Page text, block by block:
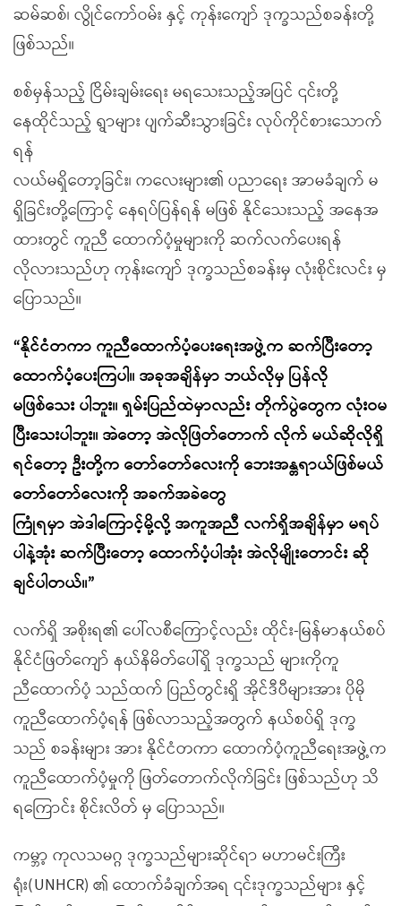
ဆမ်ဆစ်၊ လွိုင်ကော်ဝမ်း နှင့် ကုန်းကျော် ဒုက္ခသည်စခန်းတို့
ဖြစ်သည်။
စစ်မှန်သည့် ငြိမ်းချမ်းရေး မရသေးသည့်အပြင် ၎င်းတို့
နေထိုင်သည့် ရွာများ ပျက်ဆီးသွားခြင်း လုပ်ကိုင်စားသောက်
ရန်
လယ်မရှိတော့ခြင်း၊ ကလေးများ၏ ပညာရေး အာမခံချက် မ
ရှိခြင်းတို့ကြောင့် နေရပ်ပြန်ရန် မဖြစ် နိုင်သေးသည့် အနေအ
ထားတွင် ကူညီ ထောက်ပံ့မှုများကို ဆက်လက်ပေးရန်
လိုလားသည်ဟု ကုန်းကျော် ဒုက္ခသည်စခန်းမှ လုံးစိုင်းလင်း မှ
ပြောသည်။
“နိုင်ငံတကာ ကူညီထောက်ပံ့ပေးရေးအဖွဲ့က ဆက်ပြီးတော့
ထောက်ပံ့ပေးကြပါ။ အခုအချိန်မှာ ဘယ်လိုမှ ပြန်လို
မဖြစ်သေး ပါဘူး။ ရှမ်းပြည်ထဲမှာလည်း တိုက်ပွဲတွေက လုံးဝမ
ပြီးသေးပါဘူး။ အဲတော့ အဲလိုဖြတ်တောက် လိုက် မယ်ဆိုလိုရှိ
ရင်တော့ ဦးတို့က တော်တော်လေးကို ဘေးအန္တရာယ်ဖြစ်မယ်
တော်တော်လေးကို အခက်အခဲတွေ
ကြုံရမှာ အဲဒါကြောင့်မို့လို့ အကူအညီ လက်ရှိအချိန်မှာ မရပ်
ပါနဲ့အုံး ဆက်ပြီးတော့ ထောက်ပံ့ပါအုံး အဲလိုမျိုးတောင်း ဆို
ချင်ပါတယ်။”
လက်ရှိ အစိုးရ၏ ပေါ်လစီကြောင့်လည်း ထိုင်း-မြန်မာနယ်စပ်
နိုင်ငံဖြတ်ကျော် နယ်နိမိတ်ပေါ်ရှိ ဒုက္ခသည် များကိုကူ
ညီထောက်ပံ့ သည်ထက် ပြည်တွင်းရှိ အိုင်ဒီပီများအား ပိုမို
ကူညီထောက်ပံ့ရန် ဖြစ်လာသည့်အတွက် နယ်စပ်ရှိ ဒုက္ခ
သည် စခန်းများ အား နိုင်ငံတကာ ထောက်ပံ့ကူညီရေးအဖွဲ့က
ကူညီထောက်ပံ့မှုကို ဖြတ်တောက်လိုက်ခြင်း ဖြစ်သည်ဟု သိ
ရကြောင်း စိုင်းလိတ် မှ ပြောသည်။
ကမ္ဘာ့ ကုလသမဂ္ဂ ဒုက္ခသည်များဆိုင်ရာ မဟာမင်းကြီး
ရုံး(UNHCR) ၏ ထောက်ခံချက်အရ ၎င်းဒုက္ခသည်များ နှင့်